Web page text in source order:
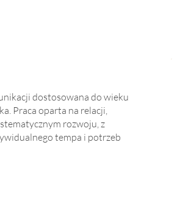
dostosowana do wieku
Praca oparta na relacji,
rozwoju, z
tempa i potrzeb